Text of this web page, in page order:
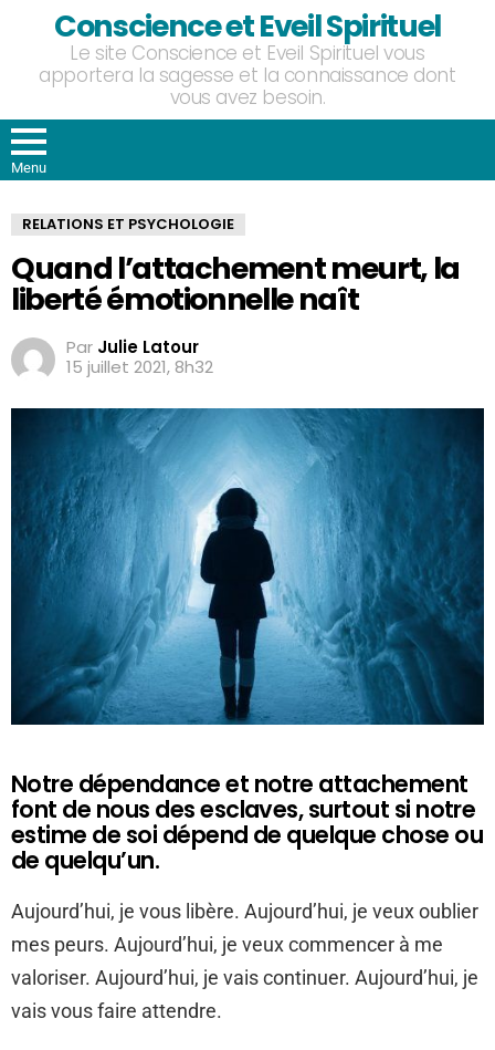
Conscience et Eveil Spirituel
Le site Conscience et Eveil Spirituel vous
apportera la sagesse et la connaissance dont
vous avez besoin.
Menu
RELATIONS ET PSYCHOLOGIE
Quand l’attachement meurt, la
liberté émotionnelle naît
Par Julie Latour
15 juillet 2021, 8h32
Notre dépendance et notre attachement
font de nous des esclaves, surtout si notre
estime de soi dépend de quelque chose ou
de quelqu’un.
Aujourd’hui, je vous libère. Aujourd’hui, je veux oublier
mes peurs. Aujourd’hui, je veux commencer à me
valoriser. Aujourd’hui, je vais continuer. Aujourd’hui, je
vais vous faire attendre.